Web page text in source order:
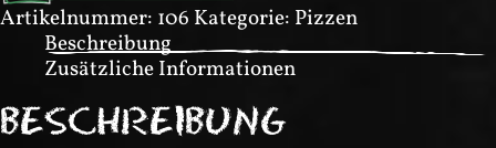
Artikelnummer: 106 Kategorie: Pizzen
Beschreibung
Zusätzliche Informationen
BESCHREIBUNG